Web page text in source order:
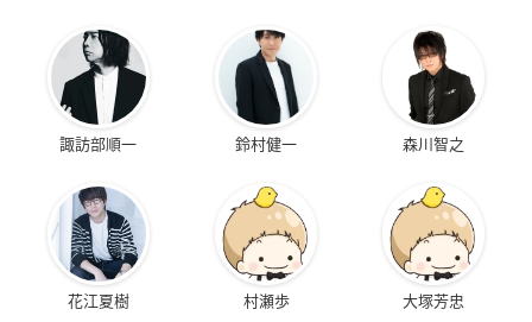
諏訪部順一 鈴村健一 森川智之
花江夏樹 村瀬歩 大塚芳忠